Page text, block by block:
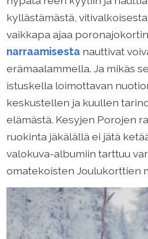
kyllästämästä,
vaikkapa ajaa
narraamisesta nauttivat
erämaalammella. Ja mikäs
istuskella loimottavan
keskustellen ja kuullen
elämästä. Kesyjen Porojen
ruokinta jäkälällä ei jätä
valokuva-albumiin tarttuu
omatekoisten Joulukorttien